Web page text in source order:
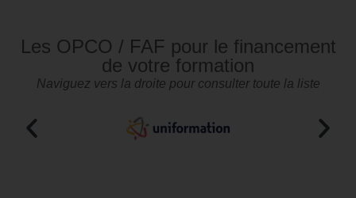
Les OPCO / FAF pour le financement
de votre formation
Naviguez vers la droite pour consulter toute la liste